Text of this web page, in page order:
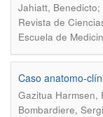
Jahiatt,
Revista de
Escuela de
Caso anatomo-
Gazitua Harmsen,
Bombardiere,